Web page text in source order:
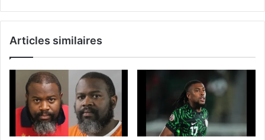
Articles similaires